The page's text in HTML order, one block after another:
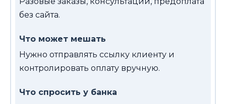
без сайта.
Нужно отправлять ссылку клиенту и
контролировать оплату вручную.